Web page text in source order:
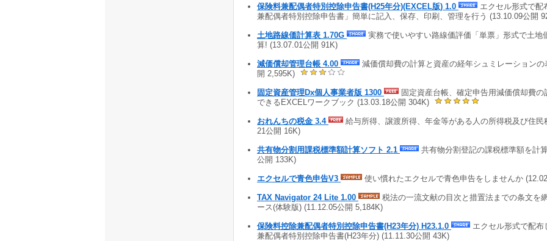
保険料兼配偶者特別控除申告書(H25年分)(EXCEL版) 1.0
エクセル形式で配
兼配偶者特別控除申告書」簡単に記入、保存、印刷、管理を行う (13.10.09公開
土地路線価計算表 1.70G
実務で使いやすい路線価評価「単票」形式で土地
算! (13.07.01公開 91K)
減価償却管理台帳 4.00
減価償却費の計算と資産の経年シュミレーション
開 2,595K)
固定資産管理Dx個人事業者版 1300
固定資産台帳、確定申告用減価償却費の
できるEXCELワークブック (13.03.18公開 304K)
おれんちの税金 3.4
給与所得、譲渡所得、年金等がある人の所得税及び住民
21公開 16K)
共有物分割用課税標準額計算ソフト 2.1
共有物分割登記の課税標準額を計
公開 133K)
エクセルで青色申告V3 使い慣れたエクセルで青色申告をしませんか
TAX Navigator 24 Lite 1.00
税法の一流文献の目次と措置法までの条文を
ース(体験版) (11.12.05公開 5,184K)
保険料控除兼配偶者特別控除申告書(H23年分) H23.1.0
エクセル形式で配布
兼配偶者特別控除申告書(H23年分) (11.11.30公開 43K)